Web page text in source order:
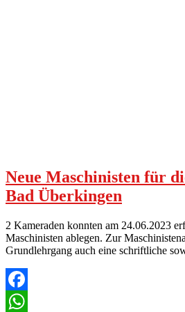
Neue Maschinisten für
Bad Überkingen
2 Kameraden konnten am 24.06.2023
Maschinisten ablegen. Zur
Grundlehrgang auch eine schriftliche
Facebook